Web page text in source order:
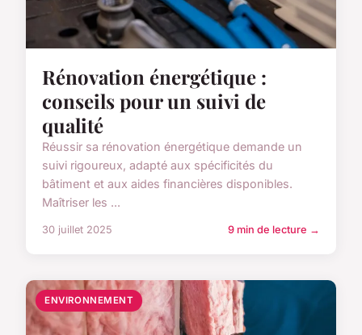
Rénovation énergétique :
conseils pour un suivi de
qualité
Réussir sa rénovation énergétique demande un
suivi rigoureux, adapté aux spécificités du
bâtiment et aux aides financières disponibles.
Maîtriser les ...
30 juillet 2025 9 min de lecture →
ENVIRONNEMENT